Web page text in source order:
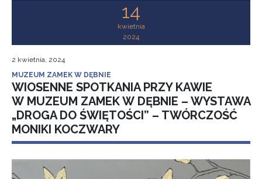
14
kwietnia
2024
2 kwietnia, 2024
MUZEUM ZAMEK W DĘBNIE
WIOSENNE SPOTKANIA PRZY KAWIE
W MUZEUM ZAMEK W DĘBNIE – WYSTAWA
„DROGA DO ŚWIĘTOŚCI” – TWÓRCZOŚĆ
MONIKI KOCZWARY